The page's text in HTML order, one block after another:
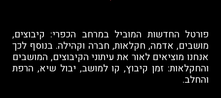
פורטל החדשות המוביל במרחב הכפרי: קיבוצים,
מושבים, אדמה, חקלאות, חברה וקהילה. בנוסף לכך
אנחנו מוציאים לאור את עיתוני הקיבוצים, המושבים
והחקלאות: זמן קיבוץ, קו למושב, יבול שיא, הרפת
והחלב.